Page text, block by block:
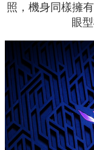
照，機身同樣擁
眼